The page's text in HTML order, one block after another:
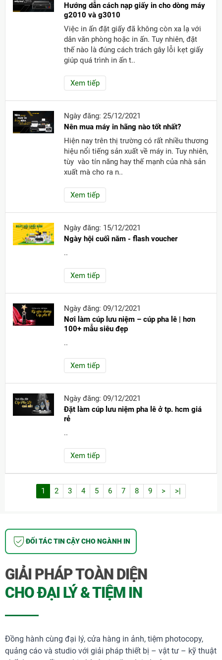
Hướng dẫn cách nạp giấy in cho dòng máy
g2010 và g3010
Việc in ấn đặt giấy đã không còn xa lạ với
dân văn phòng hoặc in ấn. Tuy nhiên, đặt
thế nào là đúng cách trách gây lỗi kẹt giấy
giúp quá trình in ấn t..
Xem tiếp
Ngày đăng: 25/12/2021
Nên mua máy in hãng nào tốt nhất?
Hiện nay trên thị trường có rất nhiều thương
hiệu nổi tiếng sản xuất về máy in. Tuy nhiên,
tùy vào tín năng hay thế mạnh của nhà sản
xuất mà cho ra n..
Xem tiếp
Ngày đăng: 15/12/2021
Ngày hội cuối năm - flash voucher
..
Xem tiếp
Ngày đăng: 09/12/2021
Nơi làm cúp lưu niệm – cúp pha lê | hơn
100+ mẫu siêu đẹp
..
Xem tiếp
Ngày đăng: 09/12/2021
Đặt làm cúp lưu niệm pha lê ở tp. hcm giá
rẻ
..
Xem tiếp
1 2 3 4 5 6 7 8 9 > >|
ĐỐI TÁC TIN CẬY CHO NGÀNH IN
GIẢI PHÁP TOÀN DIỆN
CHO ĐẠI LÝ & TIỆM IN
Đồng hành cùng đại lý, cửa hàng in ảnh, tiệm photocopy,
quảng cáo và studio với giải pháp thiết bị – vật tư – kỹ thuật